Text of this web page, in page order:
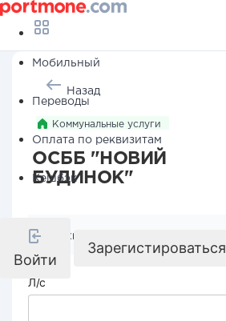
Мобильный
Переводы
Оплата по реквизитам
Кешбэк
Войти
Зарегистироваться
Назад
Коммунальные услуги
ОСББ "НОВИЙ
БУДИНОК"
Реквизиты компании
Л/с